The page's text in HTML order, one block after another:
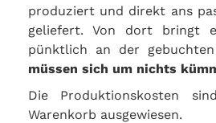
produziert und direkt ans
geliefert. Von dort bringt
pünktlich an der
müssen sich um nichts
Die Produktionskosten
Warenkorb ausgewiesen.